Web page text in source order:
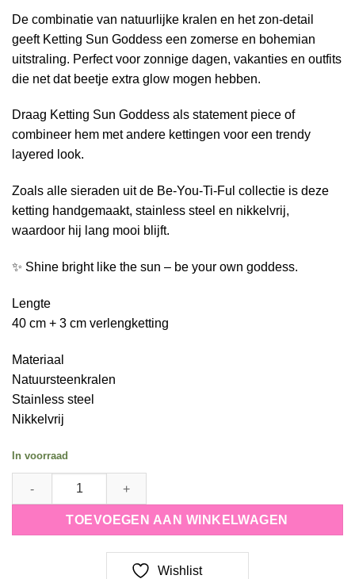
De combinatie van natuurlijke kralen en het zon-detail
geeft Ketting Sun Goddess een zomerse en bohemian
uitstraling. Perfect voor zonnige dagen, vakanties en outfits
die net dat beetje extra glow mogen hebben.
Draag Ketting Sun Goddess als statement piece of
combineer hem met andere kettingen voor een trendy
layered look.
Zoals alle sieraden uit de Be-You-Ti-Ful collectie is deze
ketting handgemaakt, stainless steel en nikkelvrij,
waardoor hij lang mooi blijft.
✨ Shine bright like the sun – be your own goddess.
Lengte
40 cm + 3 cm verlengketting
Materiaal
Natuursteenkralen
Stainless steel
Nikkelvrij
In voorraad
TOEVOEGEN AAN WINKELWAGEN
Wishlist